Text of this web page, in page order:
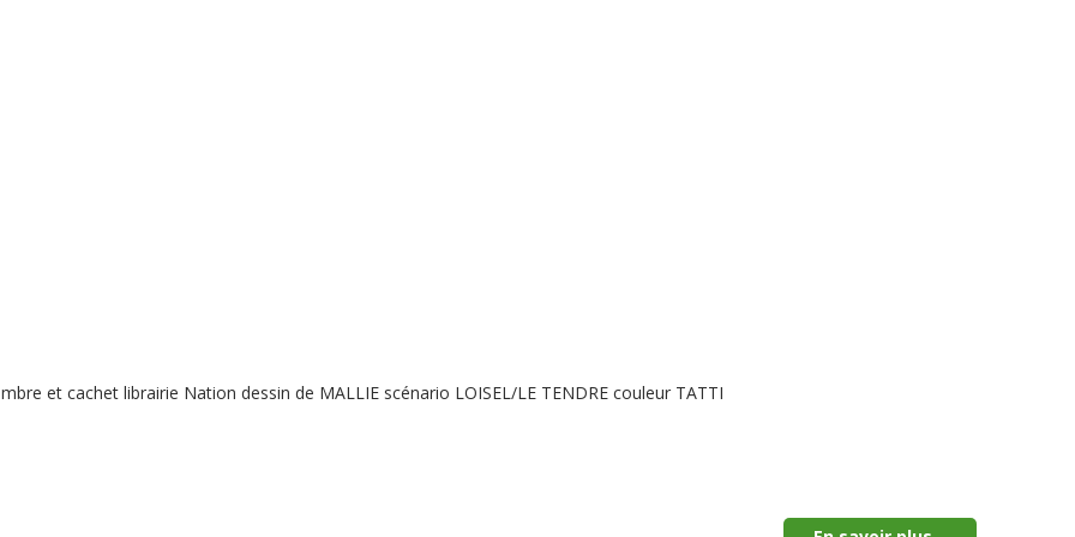
et cachet librairie Nation dessin de MALLIE scénario LOISEL/LE TENDRE couleur TATTI